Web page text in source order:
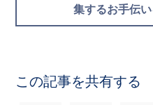
集するお手伝い
この記事を共有する